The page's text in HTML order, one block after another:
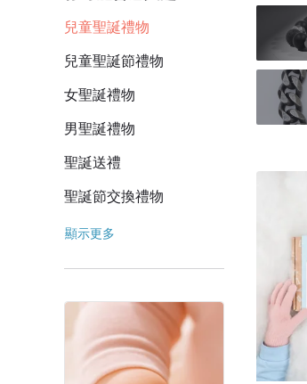
兒童聖誕禮物
兒童聖誕節禮物
女聖誕禮物
男聖誕禮物
聖誕送禮
聖誕節交換禮物
顯示更多